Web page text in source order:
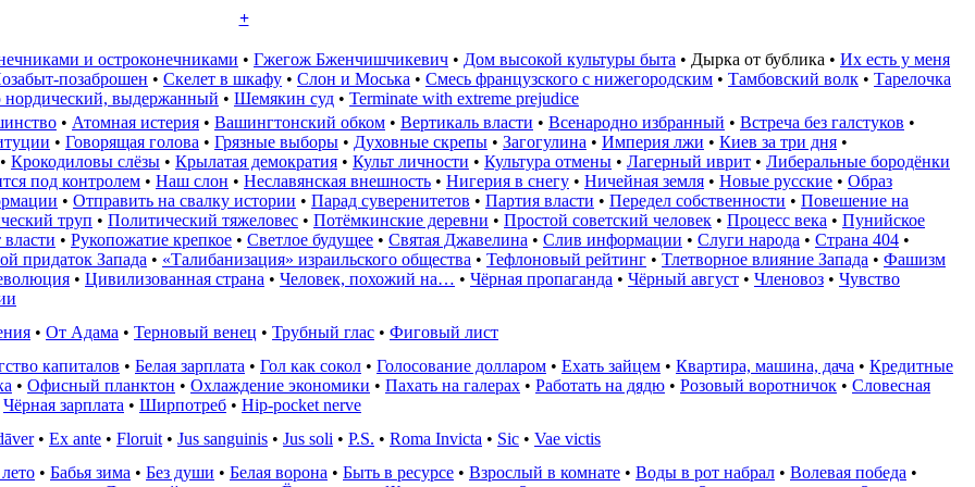
+
и остроконечниками • Гжегож Бженчишчикевич • Дом высокой культуры быта • Дырка от бублика • Их есть у меня
позаброшен • Скелет в шкафу • Слон и Моська • Смесь французского с нижегородским • Тамбовский волк • Тарелочка
нордический, выдержанный • Шемякин суд • Terminate with extreme prejudice
• Атомная истерия • Вашингтонский обком • Вертикаль власти • Всенародно избранный • Встреча без галстуков •
• Говорящая голова • Грязные выборы • Духовные скрепы • Загогулина • Империя лжи • Киев за три дня •
Крокодиловы слёзы • Крылатая демократия • Культ личности • Культура отмены • Лагерный иврит • Либеральные бородёнки
под контролем • Наш слон • Неславянская внешность • Нигерия в снегу • Ничейная земля • Новые русские • Образ
• Отправить на свалку истории • Парад суверенитетов • Партия власти • Передел собственности • Повешение на
труп • Политический тяжеловес • Потёмкинские деревни • Простой советский человек • Процесс века • Пунийское
власти • Рукопожатие крепкое • Светлое будущее • Святая Джавелина • Слив информации • Слуги народа • Страна 404 •
придаток Запада • «Талибанизация» израильского общества • Тефлоновый рейтинг • Тлетворное влияние Запада • Фашизм
• Цивилизованная страна • Человек, похожий на… • Чёрная пропаганда • Чёрный август • Членовоз • Чувство
• От Адама • Терновый венец • Трубный глас • Фиговый лист
капиталов • Белая зарплата • Гол как сокол • Голосование долларом • Ехать зайцем • Квартира, машина, дача • Кредитные
• Офисный планктон • Охлаждение экономики • Пахать на галерах • Работать на дядю • Розовый воротничок • Словесная
Чёрная зарплата • Ширпотреб • Hip-pocket nerve
• Ex ante • Floruit • Jus sanguinis • Jus soli • P.S. • Roma Invicta • Sic • Vae victis
• Бабья зима • Без души • Белая ворона • Быть в ресурсе • Взрослый в комнате • Воды в рот набрал • Волевая победа •